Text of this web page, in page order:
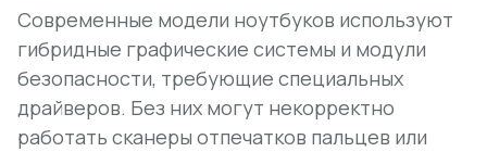
Современные модели ноутбуков используют
гибридные графические системы и модули
безопасности, требующие специальных
драйверов. Без них могут некорректно
работать сканеры отпечатков пальцев или